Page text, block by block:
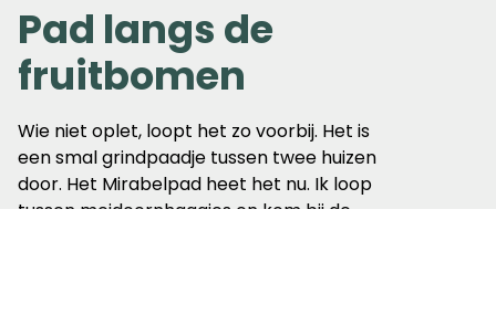
Pad langs de
fruitbomen
Wie niet oplet, loopt het zo voorbij. Het is
een smal grindpaadje tussen twee huizen
door. Het Mirabelpad heet het nu. Ik loop
tussen meidoornhaagjes en kom bij de